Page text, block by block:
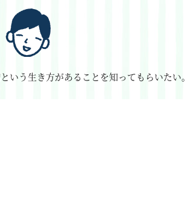
いう生き方があることを知ってもらいたい。